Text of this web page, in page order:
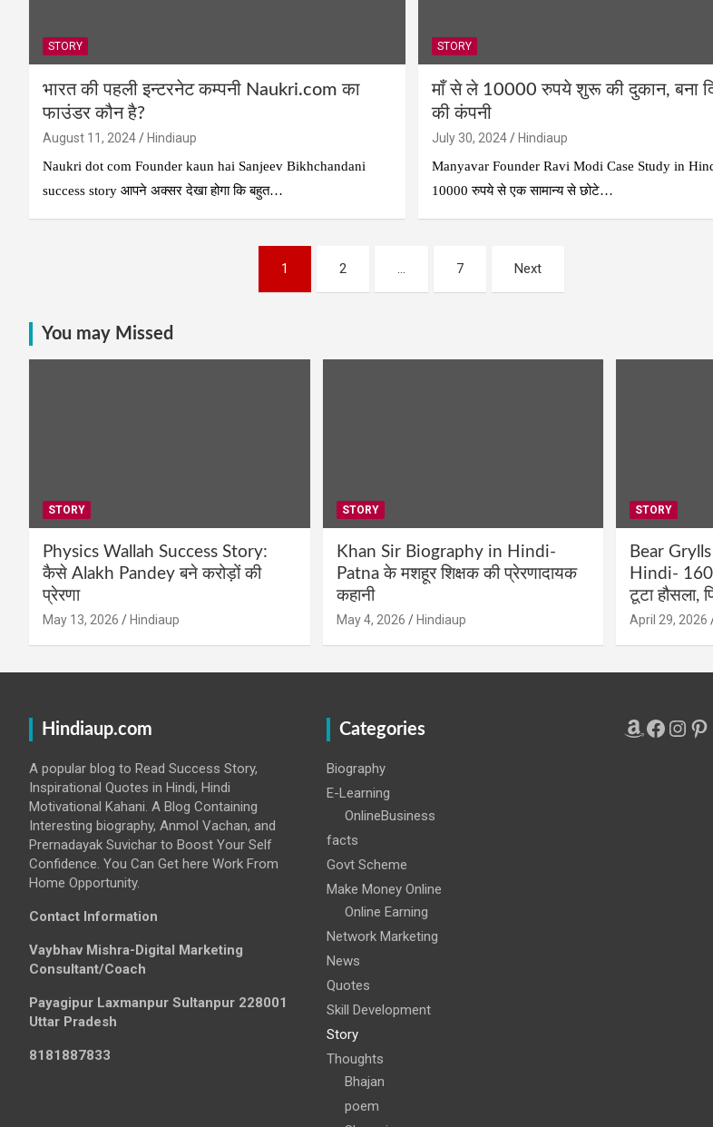
STORY
भारत की पहली इन्टरनेट कम्पनी Naukri.com का
फाउंडर कौन है?
August 11, 2024
Hindiaup
Naukri dot com Founder kaun hai Sanjeev Bikhchandani
success story आपने अक्सर देखा होगा कि बहुत…
STORY
माँ से ले 10000 रुपये शुरू की दुकान, बना
की कंपनी
July 30, 2024
Hindiaup
Manyavar Founder Ravi Modi Case Study in
10000 रुपये से एक सामान्य से छोटे…
1 2 … 7 Next
You may Missed
STORY
Physics Wallah Success Story:
कैसे Alakh Pandey बने करोड़ों की
प्रेरणा
May 13, 2026 Hindiaup
STORY
Khan Sir Biography in Hindi-
Patna के मशहूर शिक्षक की प्रेरणादायक
कहानी
May 4, 2026 Hindiaup
STORY
Bear
Hindi-
टूटा हौसला,
April 29, 2026
Hindiaup.com
A popular blog to Read Success Story,
Inspirational Quotes in Hindi, Hindi
Motivational Kahani. A Blog Containing
Interesting biography, Anmol Vachan, and
Prernadayak Suvichar to Boost Your Self
Confidence. You Can Get here Work From
Home Opportunity.
Contact Information
Vaybhav Mishra-Digital Marketing
Consultant/Coach
Payagipur Laxmanpur Sultanpur 228001
Uttar Pradesh
8181887833
Categories
Biography
E-Learning
OnlineBusiness
facts
Govt Scheme
Make Money Online
Online Earning
Network Marketing
News
Quotes
Skill Development
Story
Thoughts
Bhajan
poem
Amazon